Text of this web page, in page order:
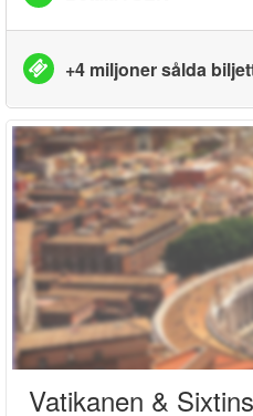
+4 miljoner sålda
Vatikanen &